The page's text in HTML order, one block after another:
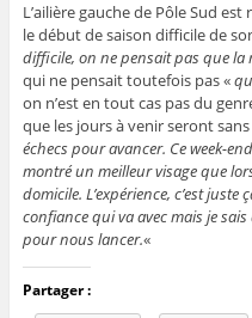
L’ailière gauche de Pôle Sud est
le début de saison difficile de
difficile, on ne pensait pas que la
qui ne pensait toutefois pas «
on n’est en tout cas pas du
que les jours à venir seront
échecs pour avancer. Ce week-
montré un meilleur visage que
domicile. L’expérience, c’est
confiance qui va avec mais je
pour nous lancer.«
Partager :